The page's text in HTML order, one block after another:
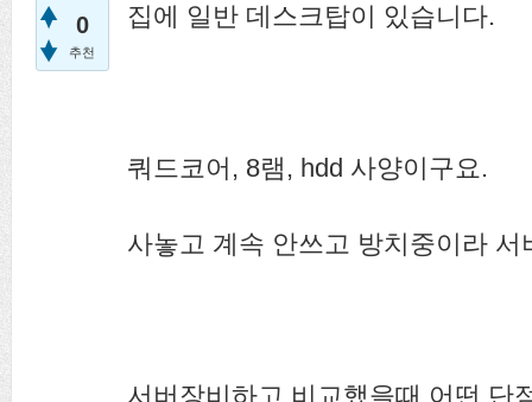
0
추천
집에 일반 데스크탑이 있습니다.
쿼드코어, 8램, hdd 사양이구요.
사놓고 계속 안쓰고 방치중이라
서버장비하고 비교했을때 어떤 단